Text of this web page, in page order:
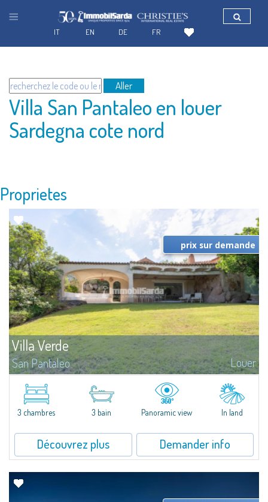
Aller
Villa San Pantaleo en louer
Sardegna cote nord
Proprietes
Villa Verde
San Pantaleo Louer
Nestled in the tranquility of San Pantaleo, this enchanting villa, designed by
renowned architect Jean-Claude Lesuisse, is distinguished by its expansive,
verdant garden, offering a haven of peace and beauty.The property...
prix sur demande
3 chambres 3 bain Panoramic view In land
Découvrez plus Demander info
FR
DE
EN
IT